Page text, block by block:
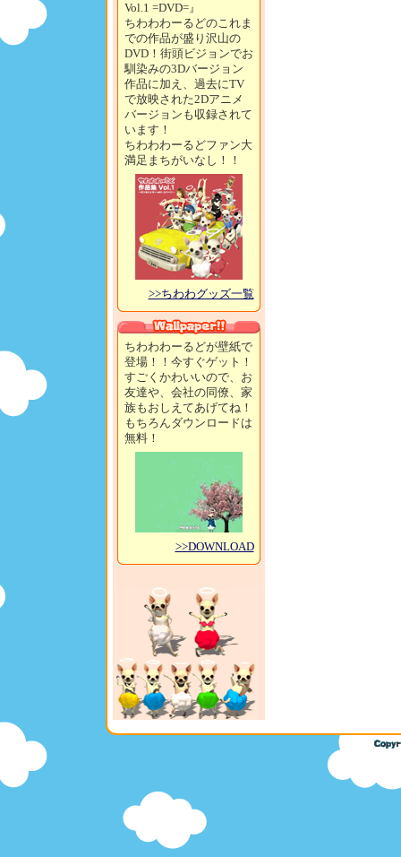
Vol.1 =DVD=』
ちわわわーるどのこれま
での作品が盛り沢山の
DVD！街頭ビジョンでお
馴染みの3Dバージョン
作品に加え、過去にTV
で放映された2Dアニメ
バージョンも収録されて
います！
ちわわわーるどファン大
満足まちがいなし！！
>>ちわわグッズ一覧
ちわわわーるどが壁紙で
登場！！今すぐゲット！
すごくかわいいので、お
友達や、会社の同僚、家
族もおしえてあげてね！
もちろんダウンロードは
無料！
>>DOWNLOAD